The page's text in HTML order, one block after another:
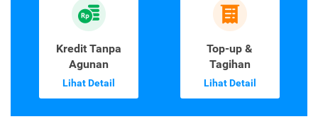
Kredit Tanpa
Agunan
Lihat Detail
Top-up &
Tagihan
Lihat Detail